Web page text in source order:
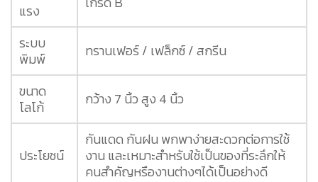
แรง
ระบบ
พิมพ์
ทรานเฟอร์ / เฟล็กซ์ / สกรีน
ขนาด
โลโก้
กว้าง 7 นิ้ว สูง 4 นิ้ว
ประโยชน์
กันแดด กันฝน พกพาง่ายสะดวกต่อการใช้
งาน และเหมาะสำหรับใช้เป็นของที่ระลึกให้
คนสำคัญหรืองานต่างๆได้เป็นอย่างดี